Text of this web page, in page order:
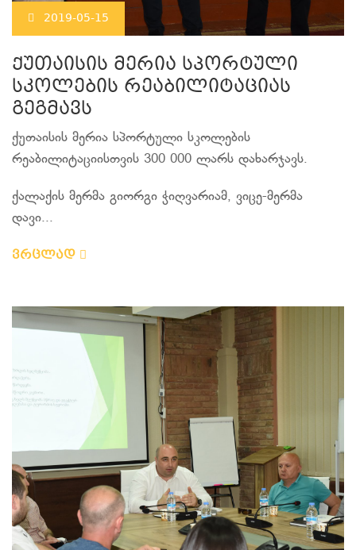
2019-05-15
ქუთაისის მერია სპორტული
სკოლების რეაბილიტაციას
გეგმავს
ქუთაისის მერია სპორტული სკოლების
რეაბილიტაციისთვის 300 000 ლარს დახარჯავს.
ქალაქის მერმა გიორგი ჭიღვარიამ, ვიცე-მერმა
დავი...
ვრცლად